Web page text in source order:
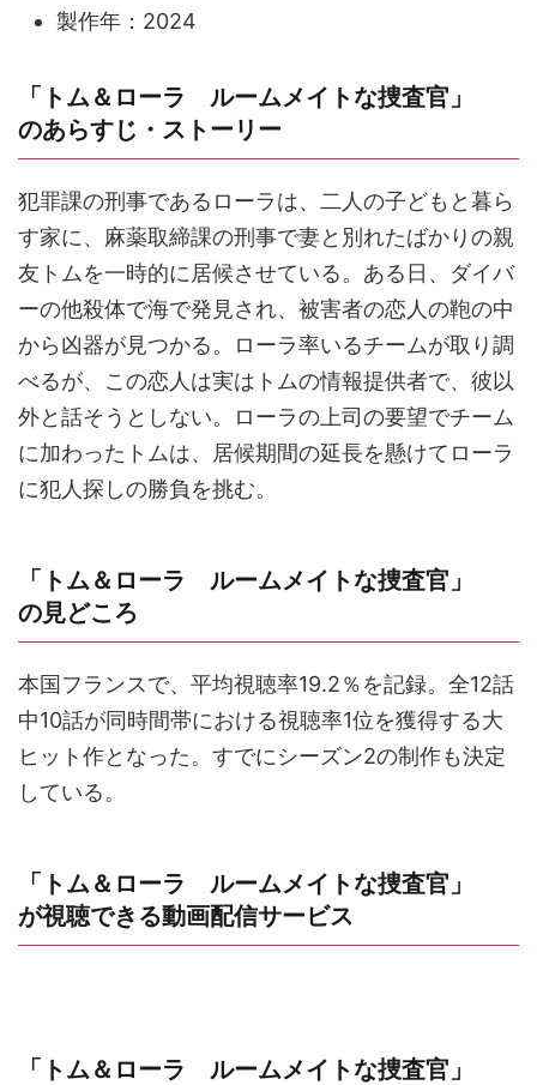
製作年：2024
「トム＆ローラ ルームメイトな捜査官」
のあらすじ・ストーリー
犯罪課の刑事であるローラは、二人の子どもと暮ら
す家に、麻薬取締課の刑事で妻と別れたばかりの親
友トムを一時的に居候させている。ある日、ダイバ
ーの他殺体で海で発見され、被害者の恋人の鞄の中
から凶器が見つかる。ローラ率いるチームが取り調
べるが、この恋人は実はトムの情報提供者で、彼以
外と話そうとしない。ローラの上司の要望でチーム
に加わったトムは、居候期間の延長を懸けてローラ
に犯人探しの勝負を挑む。
「トム＆ローラ ルームメイトな捜査官」
の見どころ
本国フランスで、平均視聴率19.2％を記録。全12話
中10話が同時間帯における視聴率1位を獲得する大
ヒット作となった。すでにシーズン2の制作も決定
している。
「トム＆ローラ ルームメイトな捜査官」
が視聴できる動画配信サービス
「トム＆ローラ ルームメイトな捜査官」